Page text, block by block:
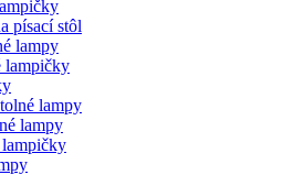
písací stôl
lampy
lampičky
lampy
lampy
lampičky